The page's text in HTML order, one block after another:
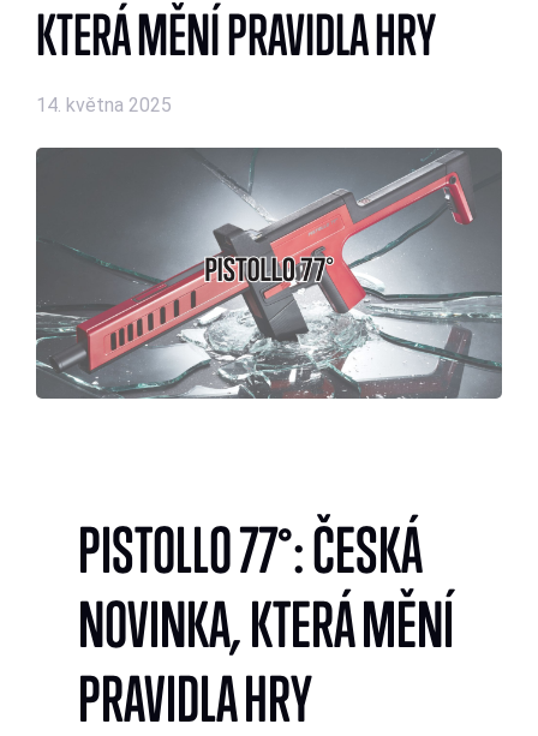
KTERÁ MĚNÍ PRAVIDLA HRY
14. května 2025
PISTOLLO 77°: ČESKÁ
NOVINKA, KTERÁ MĚNÍ
PRAVIDLA HRY